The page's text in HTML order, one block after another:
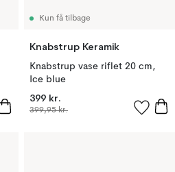
Kun få tilbage
Knabstrup Keramik
Knabstrup vase riflet 20 cm,
Ice blue
399 kr.
399,95 kr.